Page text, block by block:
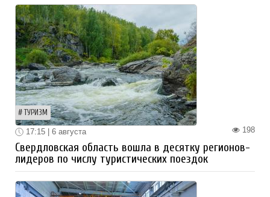
ТУРИЗМ
198
17:15 | 6 августа
Свердловская область вошла в десятку регионов-
лидеров по числу туристических поездок